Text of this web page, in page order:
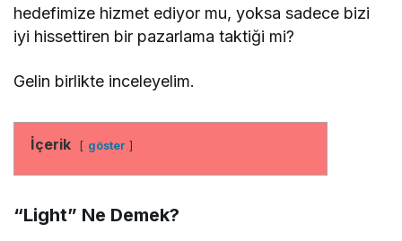
hedefimize hizmet ediyor mu, yoksa sadece bizi
iyi hissettiren bir pazarlama taktiği mi?
Gelin birlikte inceleyelim.
İçerik göster
“Light” Ne Demek?